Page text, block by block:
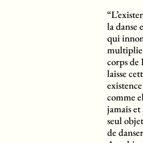
la danse
qui
multiplie
corps de
laisse
comme
jamais et
seul
de